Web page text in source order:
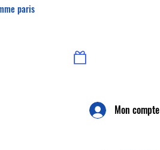
paris
Mon compte